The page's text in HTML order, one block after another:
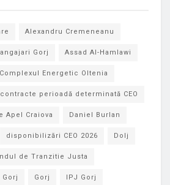
Alexandru Cremeneanu
angajari Gorj Assad Al-Hamlawi
Complexul Energetic Oltenia
contracte perioadă determinată CEO
Apel Craiova Daniel Burlan
disponibilizări CEO 2026 Dolj
de Tranzitie Justa
Gorj Gorj IPJ Gorj